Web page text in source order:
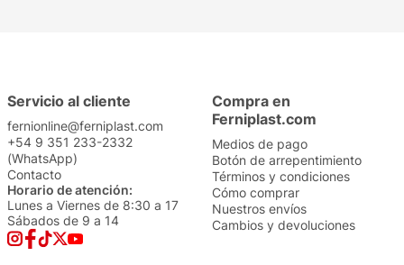
Servicio al cliente
fernionline@ferniplast.com
+54 9 351 233-2332
(WhatsApp)
Contacto
Horario de atención:
Lunes a Viernes de 8:30 a 17
Sábados de 9 a 14
Compra en
Ferniplast.com
Medios de pago
Botón de arrepentimiento
Términos y condiciones
Cómo comprar
Nuestros envíos
Cambios y devoluciones